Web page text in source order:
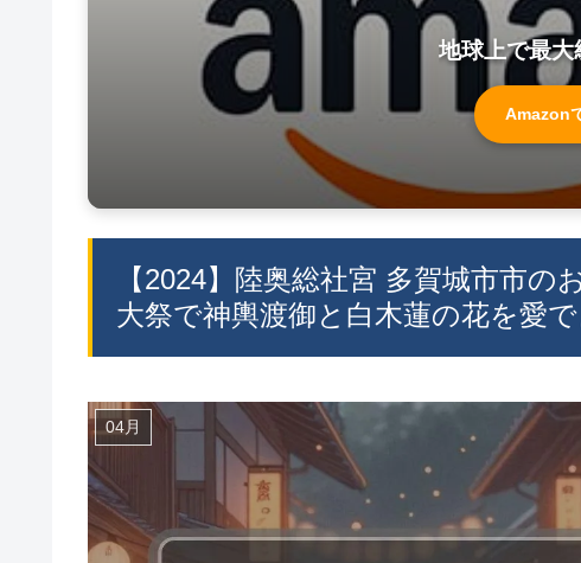
地球上で最大
Amazon
【2024】陸奥総社宮 多賀城市市の
大祭で神輿渡御と白木蓮の花を愛で
04月